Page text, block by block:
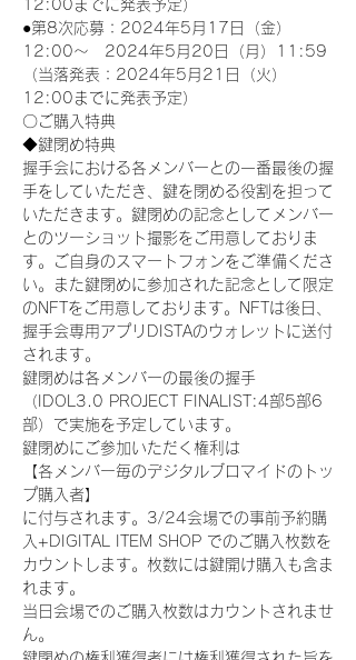
12:00までに発表予定）
●第8次応募：2024年5月17日（金）
12:00～　2024年5月20日（月）11:59
（当落発表：2024年5月21日（火）
12:00までに発表予定）
〇ご購入特典
◆鍵閉め特典
握手会における各メンバーとの一番最後の握
手をしていただき、鍵を閉める役割を担って
いただきます。鍵閉めの記念としてメンバー
とのツーショット撮影をご用意しておりま
す。ご自身のスマートフォンをご準備くださ
い。また鍵閉めに参加された記念として限定
のNFTをご用意しております。NFTは後日、
握手会専用アプリDISTAのウォレットに送付
されます。
鍵閉めは各メンバーの最後の握手
（IDOL3.0 PROJECT FINALIST:4部5部6
部）で実施を予定しています。
鍵閉めにご参加いただく権利は
【各メンバー毎のデジタルブロマイドのトッ
プ購入者】
に付与されます。3/24会場での事前予約購
入+DIGITAL ITEM SHOP でのご購入枚数を
カウントします。枚数には鍵開け購入も含ま
れます。
当日会場でのご購入枚数はカウントされませ
ん。